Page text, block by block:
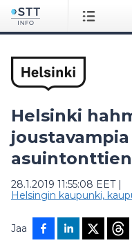
Helsinki
28.1.2019 11:55:08 EET|
Helsingin kaupunki,
Jaa